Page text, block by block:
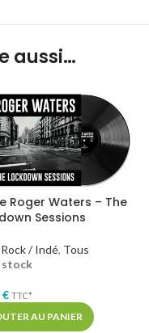
aussi…
Roger Waters – The
Sessions
/ Indé, Tous
stock
€ TTC*
AU PANIER